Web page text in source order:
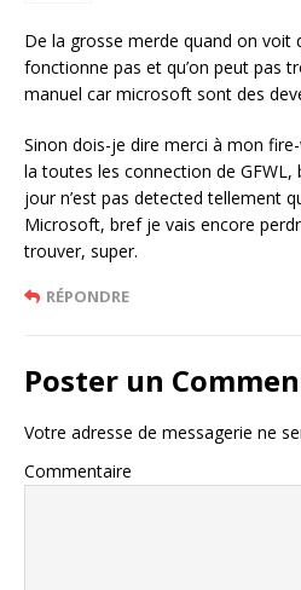
De la grosse merde quand on voit
fonctionne pas et qu’on peut pas
manuel car microsoft sont des
Sinon dois-je dire merci à mon
la toutes les connection de GFWL,
jour n’est pas detected tellement
Microsoft, bref je vais encore
trouver, super.
RÉPONDRE
Poster un
Votre adresse de messagerie ne
Commentaire